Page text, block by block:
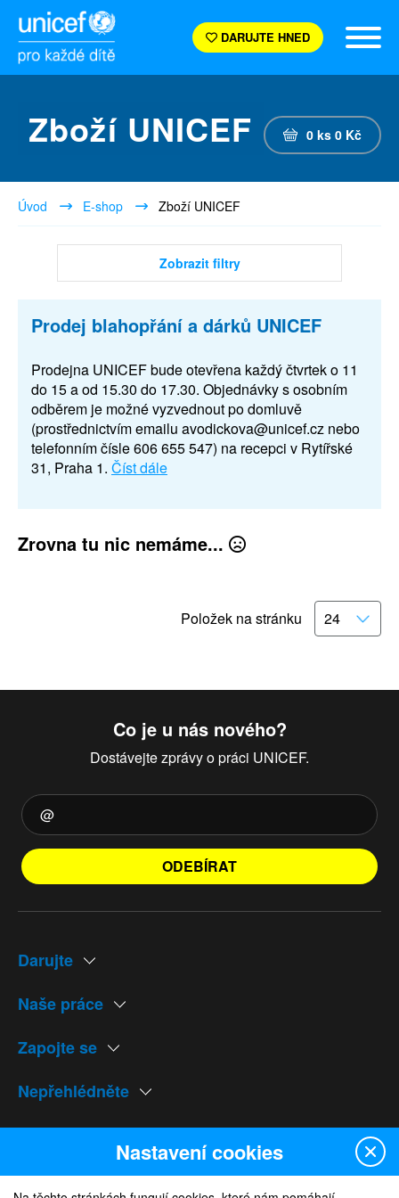
DARUJTE HNED
Zboží UNICEF 0 ks 0 Kč
Úvod E-shop Zboží UNICEF
Zobrazit filtry
Prodej blahopřání a dárků UNICEF
Prodejna UNICEF bude otevřena každý čtvrtek o 11
do 15 a od 15.30 do 17.30. Objednávky s osobním
odběrem je možné vyzvednout po domluvě
(prostřednictvím emailu avodickova@unicef.cz nebo
telefonním čísle 606 655 547) na recepci v Rytířské
31, Praha 1. Číst dále
Zrovna tu nic nemáme...
Položek na stránku
Co je u nás nového?
Dostávejte zprávy o práci UNICEF.
ODEBÍRAT
Darujte
Naše práce
Zapojte se
Nepřehlédněte
Naše weby
Nastavení cookies